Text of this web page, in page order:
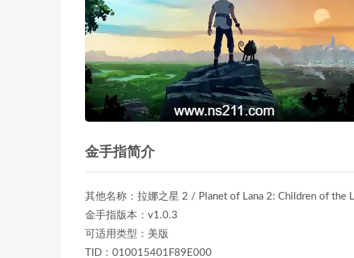
金手指简介
其他名称：拉娜之星 2 / Planet of Lana 2: Children of the
金手指版本：v1.0.3
可适用类型：美版
TID：010015401F89E000